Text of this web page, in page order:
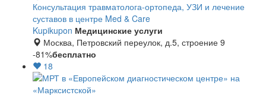
Консультация травматолога-ортопеда, УЗИ и лечение
суставов в центре Med & Care
Kupikupon Медицинские услуги
Москва, Петровский переулок, д.5, строение 9
-81%бесплатно
18